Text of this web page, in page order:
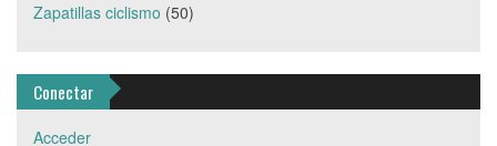
Zapatillas ciclismo (50)
Conectar
Acceder